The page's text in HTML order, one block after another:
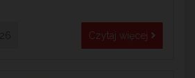
Czytaj więcej